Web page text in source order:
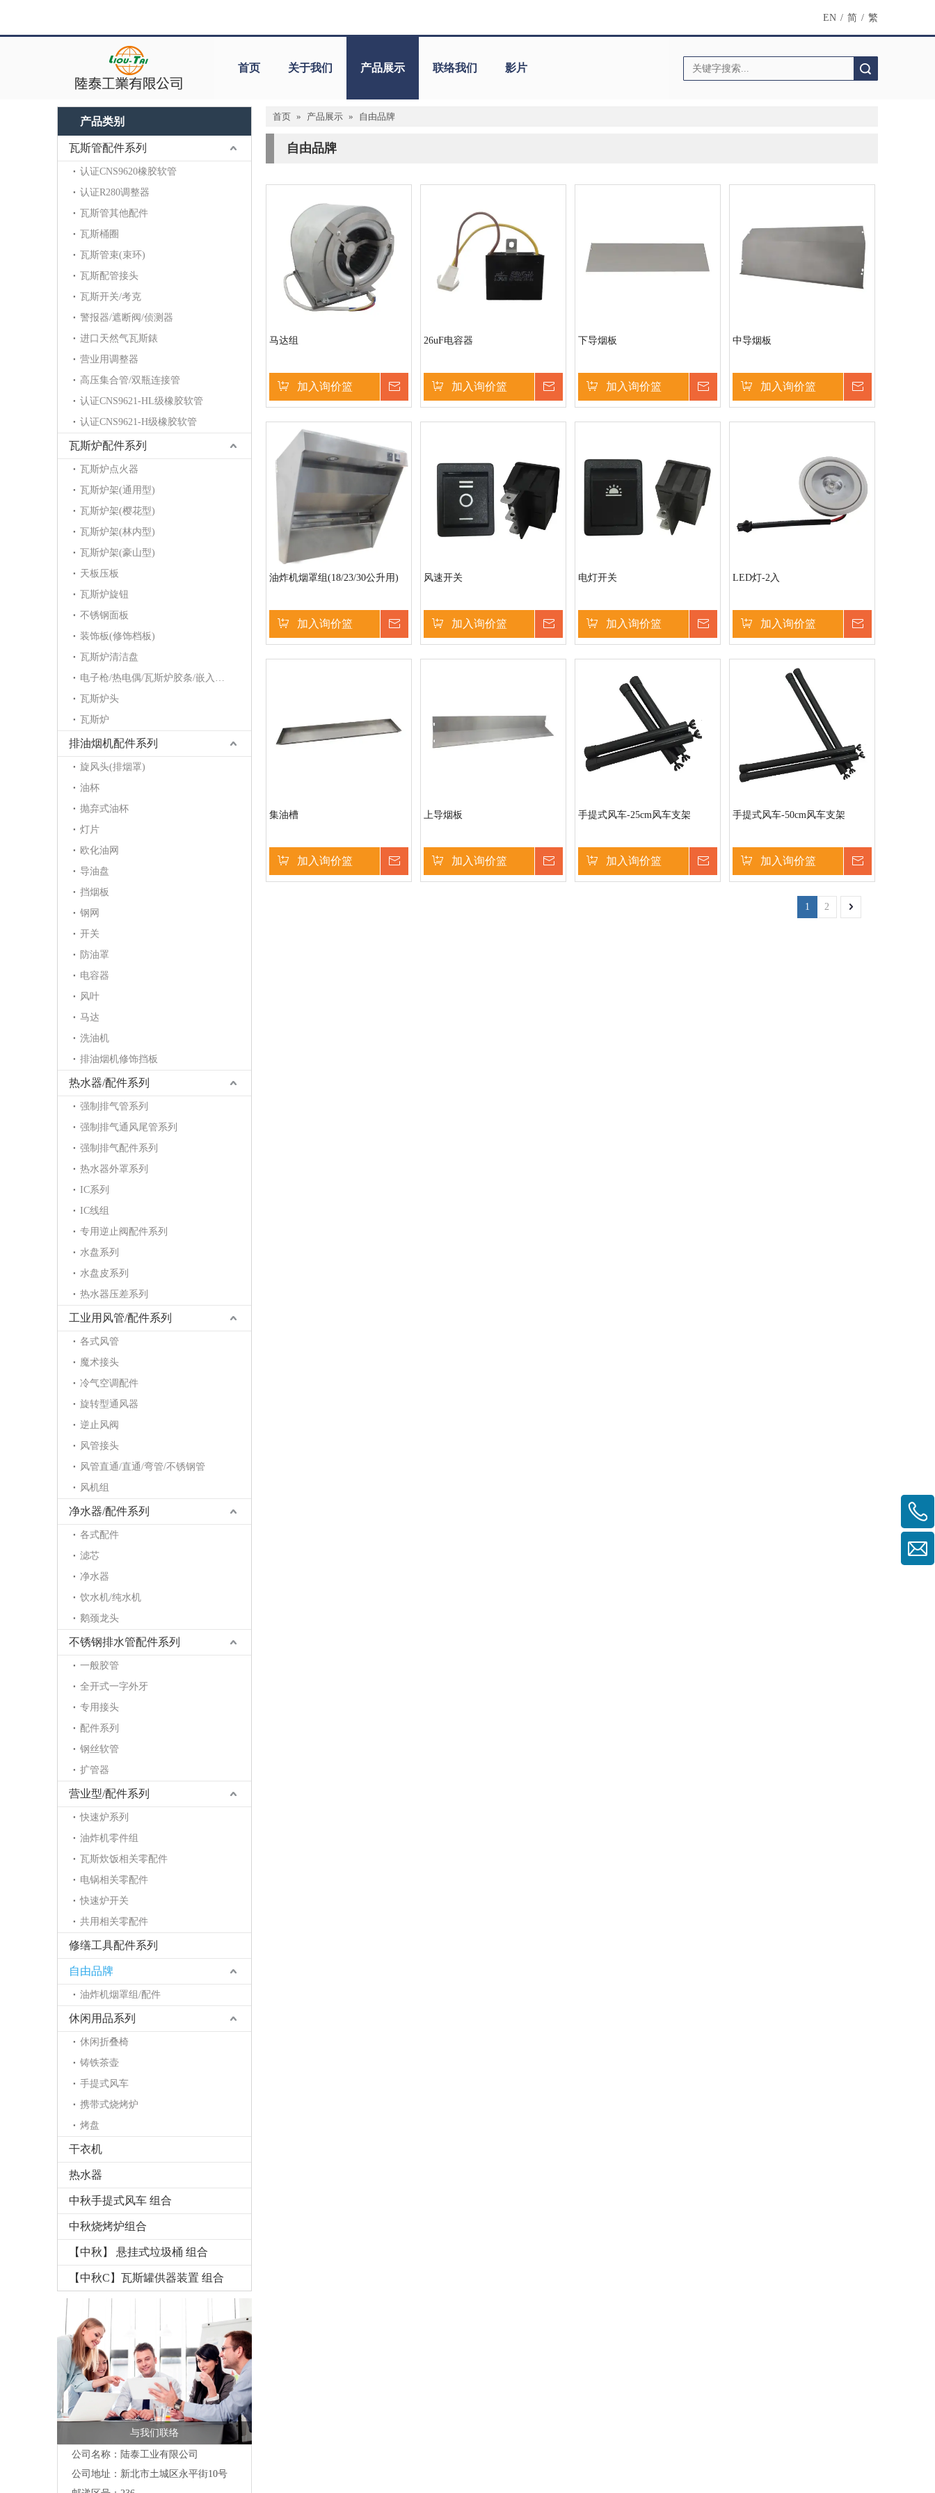
EN / 简 / 繁
首页 关于我们 产品展示 联络我们 影片
产品类别
瓦斯管配件系列
认证CNS9620橡胶软管
认证R280调整器
瓦斯管其他配件
瓦斯桶圈
瓦斯管束(束环)
瓦斯配管接头
瓦斯开关/考克
警报器/遮断阀/侦测器
进口天然气瓦斯錶
营业用调整器
高压集合管/双瓶连接管
认证CNS9621-HL级橡胶软管
认证CNS9621-H级橡胶软管
瓦斯炉配件系列
瓦斯炉点火器
瓦斯炉架(通用型)
瓦斯炉架(樱花型)
瓦斯炉架(林内型)
瓦斯炉架(豪山型)
天板压板
瓦斯炉旋钮
不锈钢面板
装饰板(修饰档板)
瓦斯炉清洁盘
电子枪/热电偶/瓦斯炉胶条/嵌入炉护角/点火针/电磁阀
瓦斯炉头
瓦斯炉
排油烟机配件系列
旋风头(排烟罩)
油杯
抛弃式油杯
灯片
欧化油网
导油盘
挡烟板
钢网
开关
防油罩
电容器
风叶
马达
洗油机
排油烟机修饰挡板
热水器/配件系列
强制排气管系列
强制排气通风尾管系列
强制排气配件系列
热水器外罩系列
IC系列
IC线组
专用逆止阀配件系列
水盘系列
水盘皮系列
热水器压差系列
工业用风管/配件系列
各式风管
魔术接头
冷气空调配件
旋转型通风器
逆止风阀
风管接头
风管直通/直通/弯管/不锈钢管
风机组
净水器/配件系列
各式配件
滤芯
净水器
饮水机/纯水机
鹅颈龙头
不锈钢排水管配件系列
一般胶管
全开式一字外牙
专用接头
配件系列
钢丝软管
扩管器
营业型/配件系列
快速炉系列
油炸机零件组
瓦斯炊饭相关零配件
电锅相关零配件
快速炉开关
共用相关零配件
修缮工具配件系列
自由品牌
油炸机烟罩组/配件
休闲用品系列
休闲折叠椅
铸铁茶壶
手提式风车
携带式烧烤炉
烤盘
干衣机
热水器
中秋手提式风车 组合
中秋烧烤炉组合
【中秋】 悬挂式垃圾桶 组合
【中秋C】瓦斯罐供器装置 组合
与我们联络
公司名称：陆泰工业有限公司
公司地址： 新北市土城区永平街10号
首页 » 产品展示 » 自由品牌
自由品牌
马达组
加入询价篮
26uF电容器
加入询价篮
下导烟板
加入询价篮
中导烟板
加入询价篮
油炸机烟罩组(18/23/30公升用)
加入询价篮
风速开关
加入询价篮
电灯开关
加入询价篮
LED灯-2入
加入询价篮
集油槽
加入询价篮
上导烟板
加入询价篮
手提式风车-25cm风车支架
加入询价篮
手提式风车-50cm风车支架
加入询价篮
1 2